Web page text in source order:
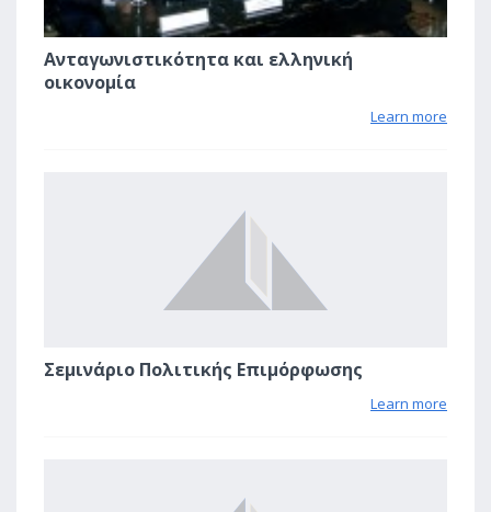
Ανταγωνιστικότητα και ελληνική
οικονομία
Learn more
Σεμινάριο Πολιτικής Επιμόρφωσης
Learn more